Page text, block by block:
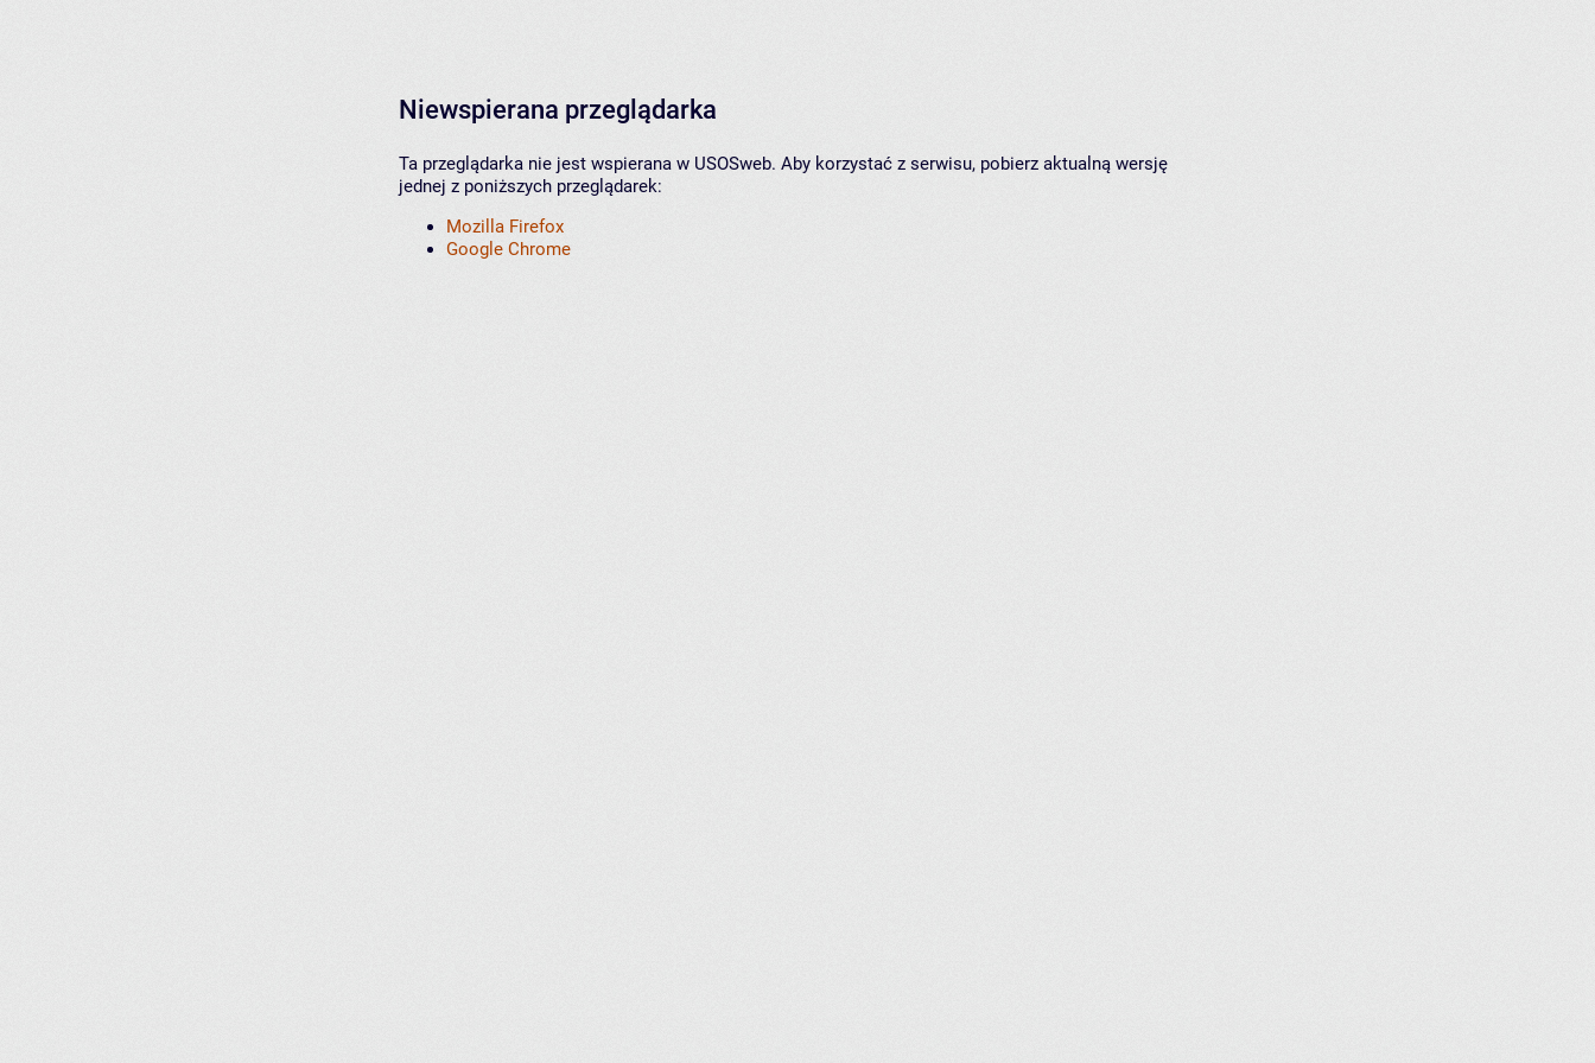
Niewspierana przeglądarka
Ta przeglądarka nie jest wspierana w USOSweb. Aby korzystać z serwisu, pobierz aktualną wersję
jednej z poniższych przeglądarek:
Mozilla Firefox
Google Chrome